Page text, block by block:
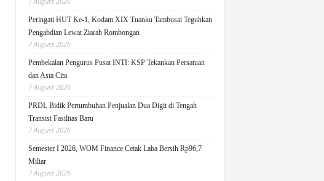
Peringati HUT Ke-1, Kodam XIX Tuanku Tambusai Teguhkan
Pengabdian Lewat Ziarah Rombongan
7 August 2026
Pembekalan Pengurus Pusat INTI: KSP Tekankan Persatuan
dan Asta Cita
7 August 2026
PRDL Bidik Pertumbuhan Penjualan Dua Digit di Tengah
Transisi Fasilitas Baru
7 August 2026
Semester I 2026, WOM Finance Cetak Laba Bersih Rp96,7
Miliar
7 August 2026